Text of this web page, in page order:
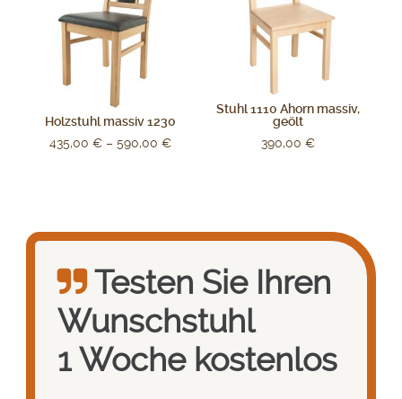
Holzstuhl massiv 1230
435,00 €– 590,00 €
Stuhl 1110 Ahorn massiv,
geölt
390,00€
Testen Sie Ihren
Wunsch­stuhl
1 Woche kostenlos